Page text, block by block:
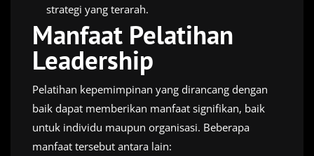
strategi yang terarah.
Manfaat Pelatihan
Leadership
Pelatihan kepemimpinan yang dirancang dengan
baik dapat memberikan manfaat signifikan, baik
untuk individu maupun organisasi. Beberapa
manfaat tersebut antara lain: